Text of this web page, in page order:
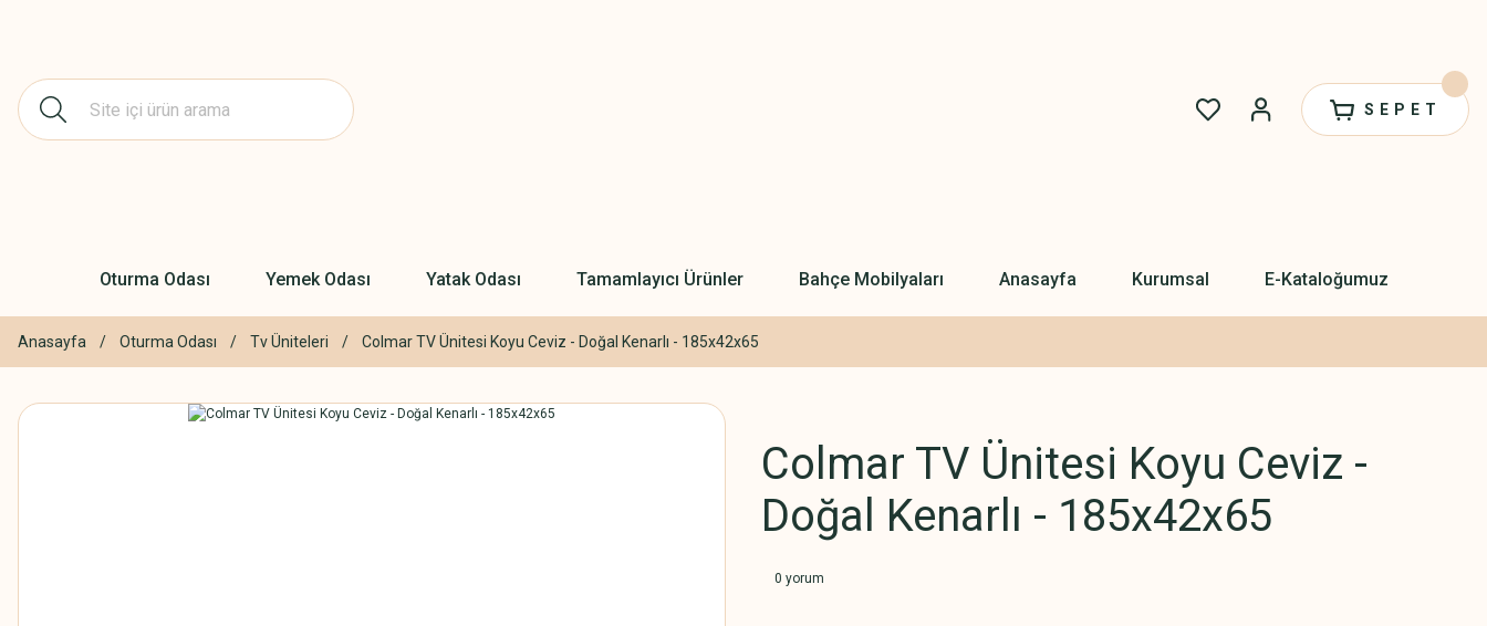
SEPET
Oturma Odası Yemek Odası Yatak Odası Tamamlayıcı Ürünler Bahçe Mobilyaları Anasayfa Kurumsal E-Kataloğumuz
Anasayfa Oturma Odası Tv Üniteleri Colmar TV Ünitesi Koyu Ceviz - Doğal Kenarlı - 185x42x65
Colmar TV Ünitesi Koyu Ceviz -
Doğal Kenarlı - 185x42x65
0 yorum